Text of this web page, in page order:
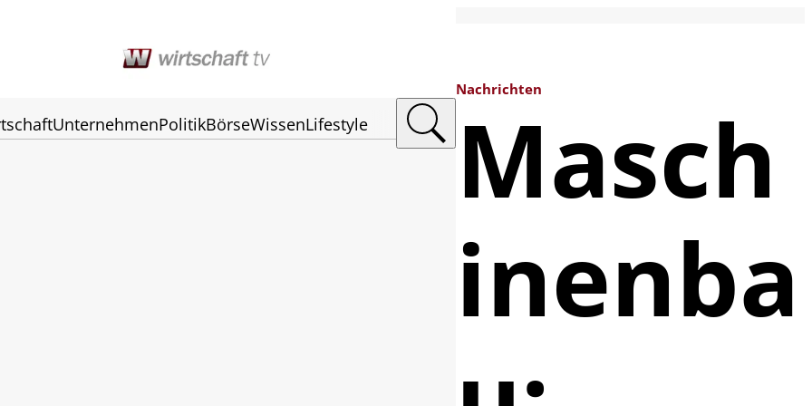
UnternehmenPolitikBörseWissenLifestyle
Nachrichten
Masch
inenba